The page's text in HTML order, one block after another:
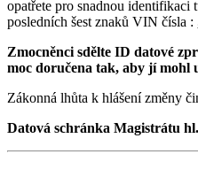
opatřete pro snadnou identifikaci
posledních šest znaků VIN čísla :
Zmocněnci sdělte ID datové
moc doručena tak, aby jí mohl
Zákonná lhůta k hlášení změny
Datová schránka Magistrátu